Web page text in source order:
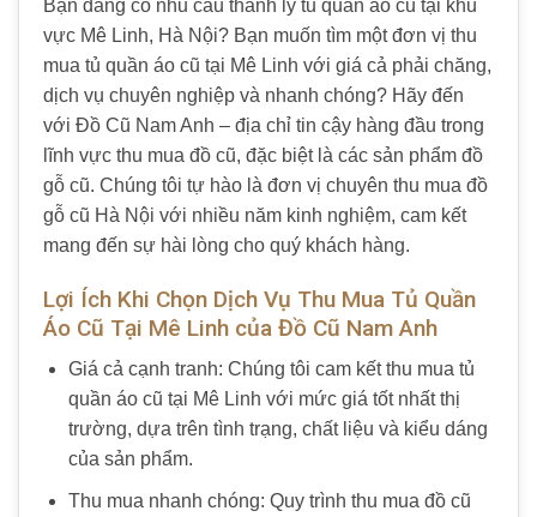
Bạn đang có nhu cầu thanh lý tủ quần áo cũ tại khu
vực Mê Linh, Hà Nội? Bạn muốn tìm một đơn vị thu
mua tủ quần áo cũ tại Mê Linh với giá cả phải chăng,
dịch vụ chuyên nghiệp và nhanh chóng? Hãy đến
với Đồ Cũ Nam Anh – địa chỉ tin cậy hàng đầu trong
lĩnh vực thu mua đồ cũ, đặc biệt là các sản phẩm đồ
gỗ cũ. Chúng tôi tự hào là đơn vị chuyên thu mua đồ
gỗ cũ Hà Nội với nhiều năm kinh nghiệm, cam kết
mang đến sự hài lòng cho quý khách hàng.
Lợi Ích Khi Chọn Dịch Vụ Thu Mua Tủ Quần
Áo Cũ Tại Mê Linh của Đồ Cũ Nam Anh
Giá cả cạnh tranh: Chúng tôi cam kết thu mua tủ
quần áo cũ tại Mê Linh với mức giá tốt nhất thị
trường, dựa trên tình trạng, chất liệu và kiểu dáng
của sản phẩm.
Thu mua nhanh chóng: Quy trình thu mua đồ cũ